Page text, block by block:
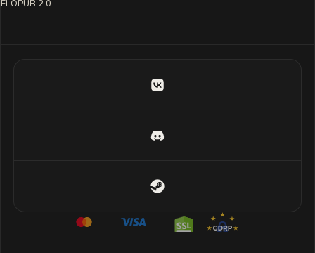
ELOPUB 2.0